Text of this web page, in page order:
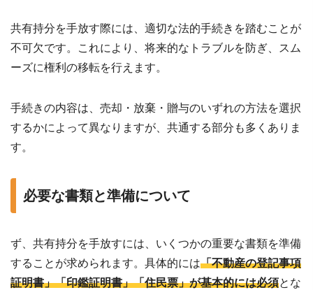
共有持分を手放す際には、適切な法的手続きを踏むことが
不可欠です。これにより、将来的なトラブルを防ぎ、スム
ーズに権利の移転を行えます。
手続きの内容は、売却・放棄・贈与のいずれの方法を選択
するかによって異なりますが、共通する部分も多くありま
す。
必要な書類と準備について
ず、共有持分を手放すには、いくつかの重要な書類を準備
することが求められます。具体的には「不動産の登記事項
証明書」「印鑑証明書」「住民票」が基本的には必須とな